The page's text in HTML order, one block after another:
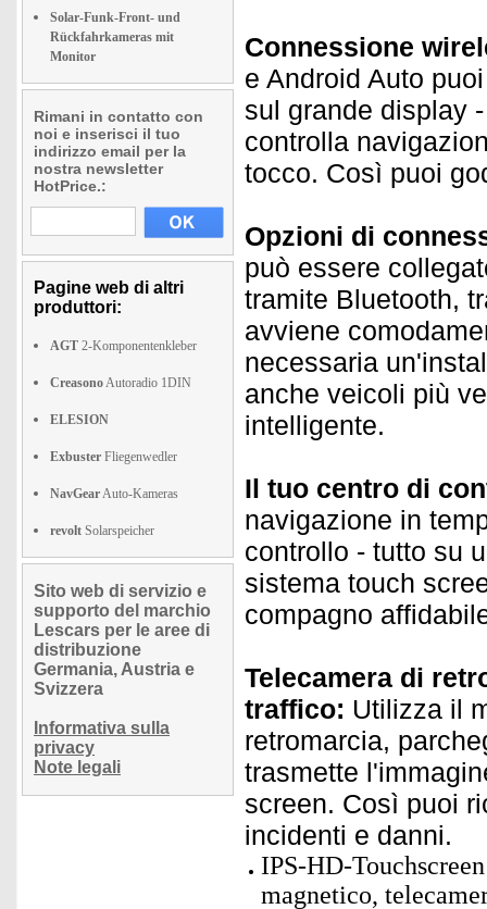
Solar-Funk-Front- und
Rückfahrkameras mit
Monitor
Rimani in contatto con
noi e inserisci il tuo
indirizzo email per la
nostra newsletter
HotPrice.:
Pagine web di altri
produttori:
AGT 2-Komponentenkleber
CreasonoAutoradio 1DIN
ELESION
Exbuster Fliegenwedler
NavGearAuto-Kameras
revolt Solarspeicher
Sito web di servizio e
supporto del marchio
Lescars per le aree di
distribuzione
Germania, Austria e
Svizzera
Informativa sulla
privacy
Note legali
Connessione
e Android Auto
sul grande display
controlla
tocco. Così puoi
Opzioni di
può essere
tramite Bluetooth,
avviene
necessaria
anche veicoli più
intelligente.
Il tuo centro di
navigazione in
controllo - tutto su
sistema touch
compagno
Telecamera di
traffico: Utilizza il
retromarcia,
trasmette
screen. Così puoi
incidenti e danni.
IPS-HD-
magnetico,